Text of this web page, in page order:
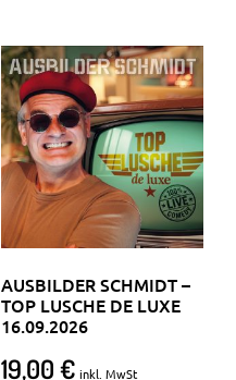
AUSBILDER SCHMIDT –
TOP LUSCHE DE LUXE
16.09.2026
19,00€ inkl. MwSt